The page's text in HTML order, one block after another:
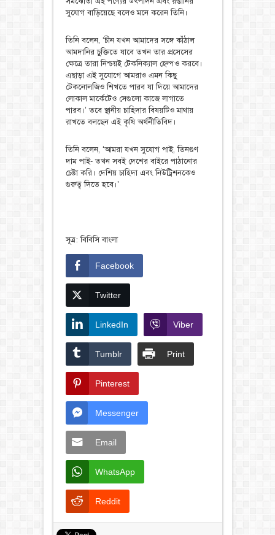
সুযোগ বাড়িয়েছে বলেও মনে করেন তিনি।
তিনি বলেন, ‘চীন যখন আমাদের সঙ্গে কাঁঠাল
আমদানির চুক্তিতে যাবে তখন তার প্রসেসের
ক্ষেত্রে তারা নিশ্চয়ই টেকনিক্যাল হেল্পও করবে।
এছাড়া এই সুযোগে আমরাও এমন কিছু
টেকনোলজিও শিখতে পারব যা দিয়ে আমাদের
লোকাল মার্কেটেও সেগুলো কাজে লাগাতে
পারব।’ তবে স্থানীয় চাহিদার বিষয়টিও মাথায়
রাখতে বলছেন এই কৃষি অর্থনীতিবিদ।
তিনি বলেন, ‘আমরা যখন সুযোগ পাই, তিনগুণ
দাম পাই- তখন সবই দেশের বাইরে পাঠানোর
চেষ্টা করি। দেশিয় চাহিদা এবং নিউট্রিশনকেও
গুরুত্ব দিতে হবে।’
সূত্র: বিবিসি বাংলা
Facebook
Twitter
LinkedIn Viber
Tumblr Print
Pinterest
Messenger
Email
WhatsApp
Reddit